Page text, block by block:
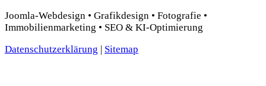
Joomla-Webdesign • Grafikdesign • Fotografie •
Immobilienmarketing • SEO & KI-Optimierung
Datenschutzerklärung | Sitemap